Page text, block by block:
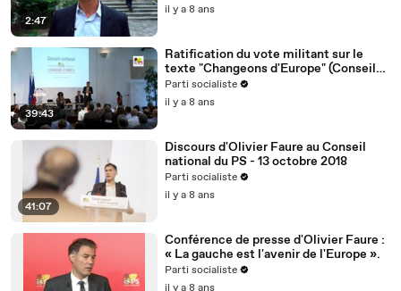
2:47
il y a 8 ans
39:43
Ratification du vote militant sur le
texte "Changeons d'Europe" (Conseil
national du 13/10/2018)
Parti socialiste
il y a 8 ans
41:07
Discours d'Olivier Faure au Conseil
national du PS - 13 octobre 2018
Parti socialiste
il y a 8 ans
Conférence de presse d'Olivier Faure :
« La gauche est l'avenir de l'Europe ».
Parti socialiste